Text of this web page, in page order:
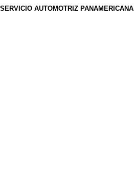
SERVICIO AUTOMOTRIZ PANAMERICANA